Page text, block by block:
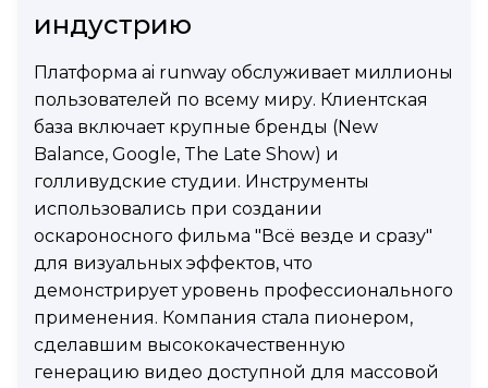
индустрию
Платформа ai runway обслуживает миллионы
пользователей по всему миру. Клиентская
база включает крупные бренды (New
Balance, Google, The Late Show) и
голливудские студии. Инструменты
использовались при создании
оскароносного фильма "Всё везде и сразу"
для визуальных эффектов, что
демонстрирует уровень профессионального
применения. Компания стала пионером,
сделавшим высококачественную
генерацию видео доступной для массовой